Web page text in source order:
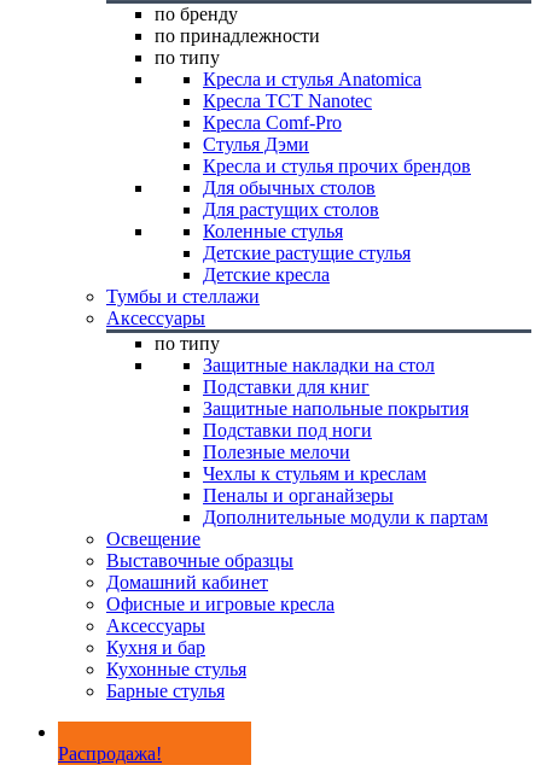
по бренду
по принадлежности
по типу
Кресла и стулья Anatomica
Кресла TCT Nanotec
Кресла Comf-Pro
Стулья Дэми
Кресла и стулья прочих брендов
Для обычных столов
Для растущих столов
Коленные стулья
Детские растущие стулья
Детские кресла
Тумбы и стеллажи
Аксессуары
по типу
Защитные накладки на стол
Подставки для книг
Защитные напольные покрытия
Подставки под ноги
Полезные мелочи
Чехлы к стульям и креслам
Пеналы и органайзеры
Дополнительные модули к партам
Освещение
Выставочные образцы
Домашний кабинет
Офисные и игровые кресла
Аксессуары
Кухня и бар
Кухонные стулья
Барные стулья
Распродажа!